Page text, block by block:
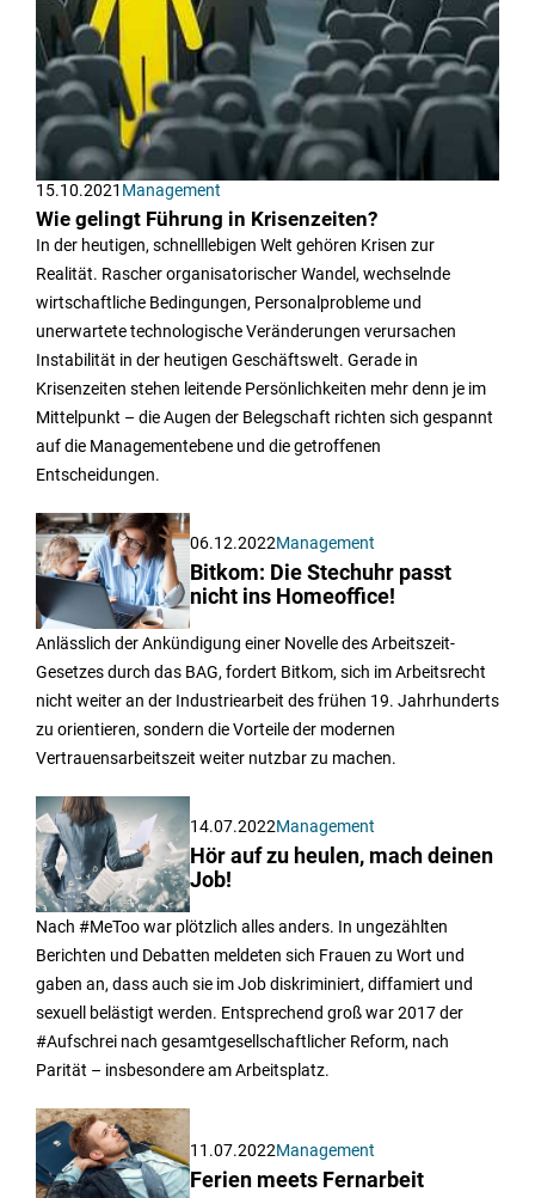
15.10.2021 Management
Wie gelingt Führung in Krisenzeiten?
In der heutigen, schnelllebigen Welt gehören Krisen zur
Realität. Rascher organisatorischer Wandel, wechselnde
wirtschaftliche Bedingungen, Personalprobleme und
unerwartete technologische Veränderungen verursachen
Instabilität in der heutigen Geschäftswelt. Gerade in
Krisenzeiten stehen leitende Persönlichkeiten mehr denn je im
Mittelpunkt – die Augen der Belegschaft richten sich gespannt
auf die Managementebene und die getroffenen
Entscheidungen.
06.12.2022Management
Bitkom: Die Stechuhr passt
nicht ins Homeoffice!
Anlässlich der Ankündigung einer Novelle des Arbeitszeit-
Gesetzes durch das BAG, fordert Bitkom, sich im Arbeitsrecht
nicht weiter an der Industriearbeit des frühen 19. Jahrhunderts
zu orientieren, sondern die Vorteile der modernen
Vertrauensarbeitszeit weiter nutzbar zu machen.
14.07.2022Management
Hör auf zu heulen, mach deinen
Job!
Nach #MeToo war plötzlich alles anders. In ungezählten
Berichten und Debatten meldeten sich Frauen zu Wort und
gaben an, dass auch sie im Job diskriminiert, diffamiert und
sexuell belästigt werden. Entsprechend groß war 2017 der
#Aufschrei nach gesamtgesellschaftlicher Reform, nach
Parität – insbesondere am Arbeitsplatz.
11.07.2022Management
Ferien meets Fernarbeit